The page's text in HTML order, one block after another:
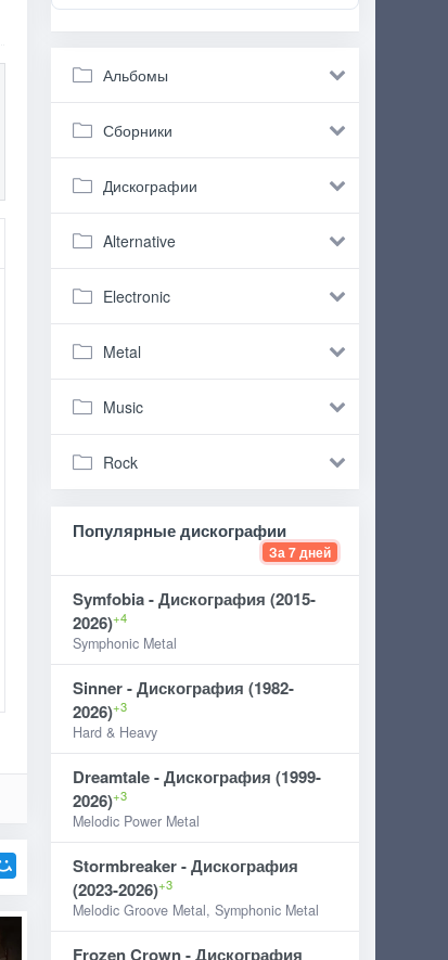
Альбомы
Сборники
Дискографии
Alternative
Electronic
Metal
Music
Rock
Популярные дискографии
За 7 дней
Symfobia - Дискография (2015-
2026)+4
Symphonic Metal
Sinner - Дискография (1982-
2026)+3
Hard & Heavy
Dreamtale - Дискография (1999-
2026)+3
Melodic Power Metal
Stormbreaker - Дискография
(2023-2026)+3
Melodic Groove Metal, Symphonic Metal
Frozen Crown - Дискография